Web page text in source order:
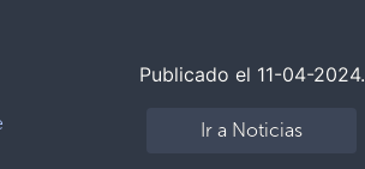
Publicado el 11-04-2024.
Ir a Noticias